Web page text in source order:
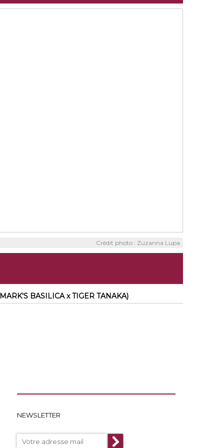
Crédit photo : Zuzanna Lupa
BASILICA x TIGER TANAKA)
NEWSLETTER